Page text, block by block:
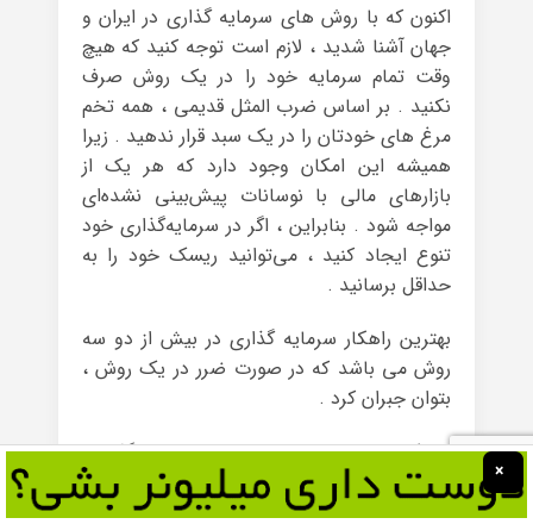
اکنون که با روش های سرمایه گذاری در ایران و
جهان آشنا شدید ، لازم است توجه کنید که هیچ
وقت تمام سرمایه خود را در یک روش صرف
نکنید . بر اساس ضرب المثل قدیمی ، همه تخم
مرغ های خودتان را در یک سبد قرار ندهید . زیرا
همیشه این امکان وجود دارد که هر یک از
بازارهای مالی با نوسانات پیش‌بینی نشده‌ای
مواجه شود . بنابراین ، اگر در سرمایه‌گذاری خود
تنوع ایجاد کنید ، می‌توانید ریسک خود را به
حداقل برسانید .
بهترین راهکار سرمایه گذاری در بیش از دو سه
روش می باشد که در صورت ضرر در یک روش ،
بتوان جبران کرد .
معرفی بهترین بازارهای مالی برای سرمایه‌گذاری
واقعیت این است که انتخاب بهترین روش های
×